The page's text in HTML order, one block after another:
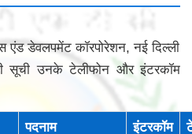
एंड डेवलपमेंट कॉरपोरेशन, नई दिल्‍ली
सूची उनके टेलीफोन और इंटरकॉम
पदनाम इंटरकॉम